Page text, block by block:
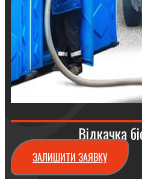
Відкачка
ЗАЛИШИТИ ЗАЯВКУ